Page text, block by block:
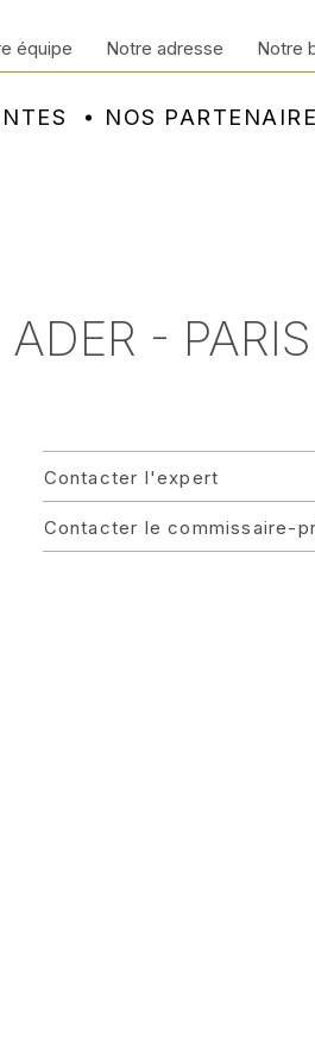
NOS
équipe Notre adresse Notre
- PARIS
Contacter l'expert
Contacter le commissaire-